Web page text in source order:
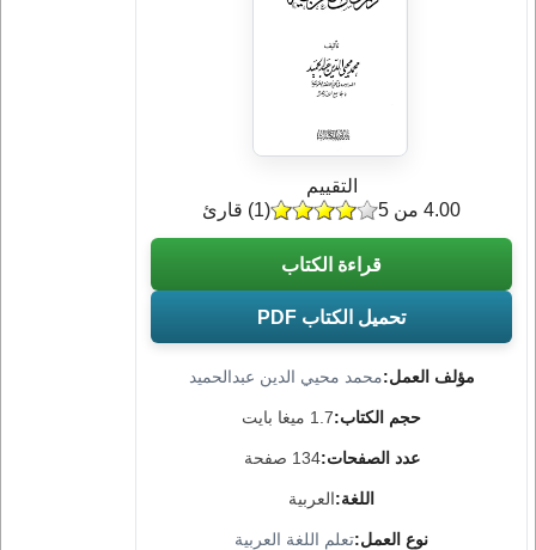
مؤلف العمل:محمد محيي الدين عبدالحميد
حجم الكتاب:1.7 ميغا بايت
عدد الصفحات:134 صفحة
اللغة:العربية
نوع العمل:تعلم اللغة العربية
التقييم
(
1) قارئ 4.00 من 5
قراءة الكتاب
تحميل الكتاب PDF